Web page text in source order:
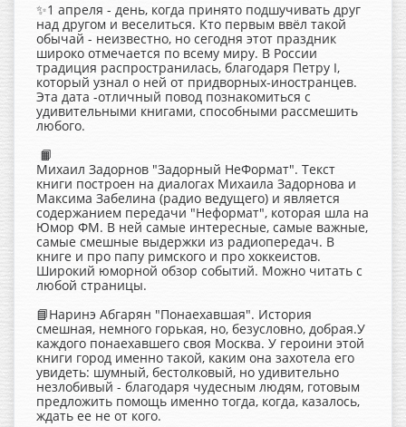
✨1 апреля - день, когда принято подшучивать друг
над другом и веселиться. Кто первым ввёл такой
обычай - неизвестно, но сегодня этот праздник
широко отмечается по всему миру. В России
традиция распространилась, благодаря Петру I,
который узнал о ней от придворных-иностранцев.
Эта дата -отличный повод познакомиться с
удивительными книгами, способными рассмешить
любого.
📙
Михаил Задорнов "Задорный НеФормат". Текст
книги построен на диалогах Михаила Задорнова и
Максима Забелина (радио ведущего) и является
содержанием передачи "Неформат", которая шла на
Юмор ФМ. В ней самые интересные, самые важные,
самые смешные выдержки из радиопередач. В
книге и про папу римского и про хоккеистов.
Широкий юморной обзор событий. Можно читать с
любой страницы.
📘Наринэ Абгарян "Понаехавшая". История
смешная, немного горькая, но, безусловно, добрая.У
каждого понаехавшего своя Москва. У героини этой
книги город именно такой, каким она захотела его
увидеть: шумный, бестолковый, но удивительно
незлобивый - благодаря чудесным людям, готовым
предложить помощь именно тогда, когда, казалось,
ждать ее не от кого.